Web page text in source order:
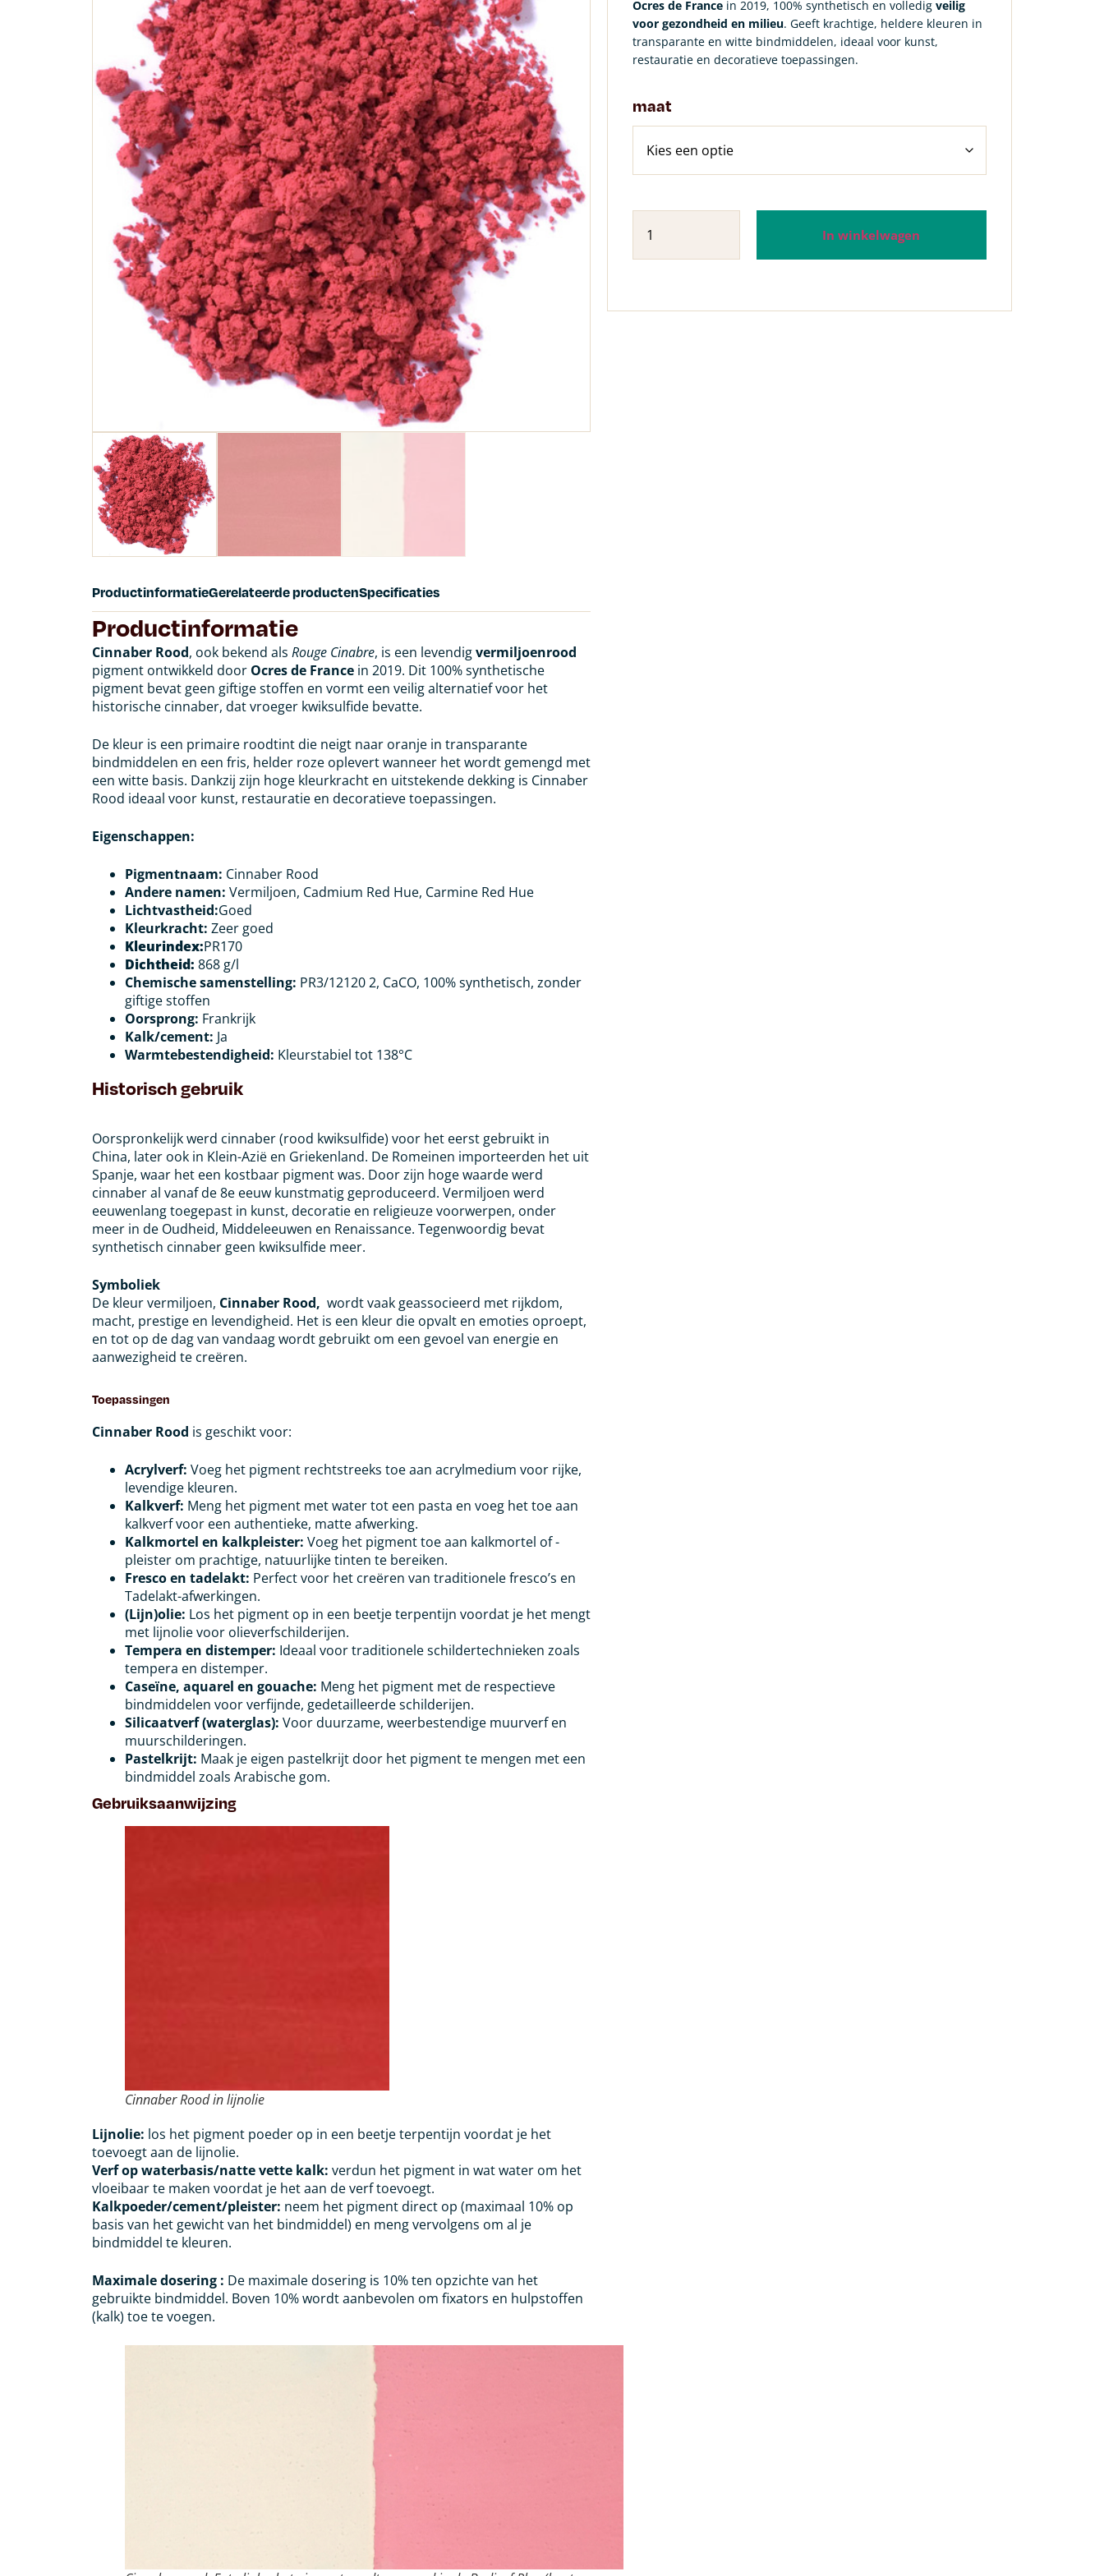
ProductinformatieGerelateerde productenSpecificaties
Productinformatie
Cinnaber Rood, ook bekend als Rouge Cinabre, is een levendigvermiljoenrood
pigment ontwikkeld door Ocres de France in 2019. Dit 100% synthetische
pigment bevat geen giftige stoffen en vormt een veilig alternatief voor het
historische cinnaber, dat vroeger kwiksulfide bevatte.
De kleur is een primaire roodtint die neigt naar oranje in transparante
bindmiddelen en een fris, helder roze oplevert wanneer het wordt gemengd met
een witte basis. Dankzij zijn hoge kleurkracht en uitstekende dekking is Cinnaber
Rood ideaal voor kunst, restauratie en decoratieve toepassingen.
Eigenschappen:
Pigmentnaam: Cinnaber Rood
Andere namen: Vermiljoen, Cadmium Red Hue, Carmine Red Hue
Lichtvastheid:Goed
Kleurkracht: Zeer goed
Kleurindex:PR170
Dichtheid: 868 g/l
Chemische samenstelling: PR3/12120 2, CaCO, 100% synthetisch, zonder
giftige stoffen
Oorsprong: Frankrijk
Kalk/cement: Ja
Warmtebestendigheid: Kleurstabiel tot 138°C
Historisch gebruik
Oorspronkelijk werd cinnaber (rood kwiksulfide) voor het eerst gebruikt in
China, later ook in Klein-Azië en Griekenland. De Romeinen importeerden het uit
Spanje, waar het een kostbaar pigment was. Door zijn hoge waarde werd
cinnaber al vanaf de 8e eeuw kunstmatig geproduceerd. Vermiljoen werd
eeuwenlang toegepast in kunst, decoratie en religieuze voorwerpen, onder
meer in de Oudheid, Middeleeuwen en Renaissance. Tegenwoordig bevat
synthetisch cinnaber geen kwiksulfide meer.
Symboliek
De kleur vermiljoen, Cinnaber Rood, wordt vaak geassocieerd met rijkdom,
macht, prestige en levendigheid. Het is een kleur die opvalt en emoties oproept,
en tot op de dag van vandaag wordt gebruikt om een gevoel van energie en
aanwezigheid te creëren.
Toepassingen
Cinnaber Rood is geschikt voor:
Acrylverf: Voeg het pigment rechtstreeks toe aan acrylmedium voor rijke,
levendige kleuren.
Kalkverf: Meng het pigment met water tot een pasta en voeg het toe aan
kalkverf voor een authentieke, matte afwerking.
Kalkmortel en kalkpleister: Voeg het pigment toe aan kalkmortel of -
pleister om prachtige, natuurlijke tinten te bereiken.
Fresco en tadelakt: Perfect voor het creëren van traditionele fresco’s en
Tadelakt-afwerkingen.
(Lijn)olie: Los het pigment op in een beetje terpentijn voordat je het mengt
met lijnolie voor olieverfschilderijen.
Tempera en distemper: Ideaal voor traditionele schildertechnieken zoals
tempera en distemper.
Caseïne, aquarel en gouache: Meng het pigment met de respectieve
bindmiddelen voor verfijnde, gedetailleerde schilderijen.
Silicaatverf (waterglas): Voor duurzame, weerbestendige muurverf en
muurschilderingen.
Pastelkrijt: Maak je eigen pastelkrijt door het pigment te mengen met een
bindmiddel zoals Arabische gom.
Gebruiksaanwijzing
Cinnaber Rood in lijnolie
Lijnolie: los het pigment poeder op in een beetje terpentijn voordat je het
toevoegt aan de lijnolie.
Verf op waterbasis/natte vette kalk: verdun het pigment in wat water om het
vloeibaar te maken voordat je het aan de verf toevoegt.
Kalkpoeder/cement/pleister: neem het pigment direct op (maximaal 10% op
basis van het gewicht van het bindmiddel) en meng vervolgens om al je
bindmiddel te kleuren.
Maximale dosering : De maximale dosering is 10% ten opzichte van het
gebruikte bindmiddel. Boven 10% wordt aanbevolen om fixators en hulpstoffen
(kalk) toe te voegen.
Ocres de France in 2019, 100% synthetisch en volledig veilig
voor gezondheid en milieu. Geeft krachtige, heldere kleuren in
transparante en witte bindmiddelen, ideaal voor kunst,
restauratie en decoratieve toepassingen.
maat
In winkelwagen